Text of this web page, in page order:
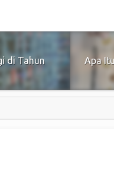
di Tahun
Apa